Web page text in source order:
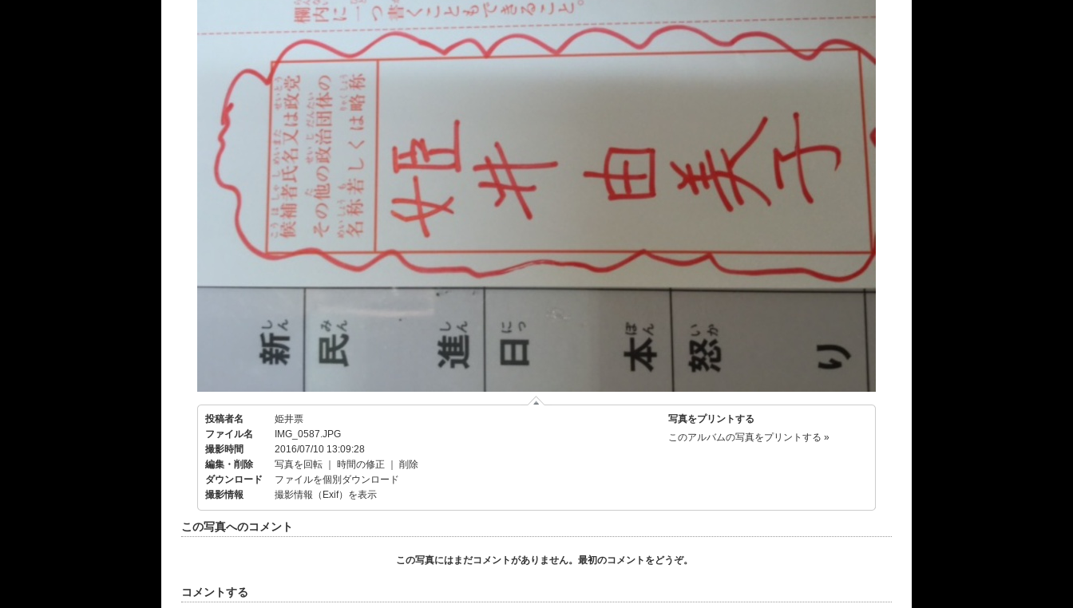
投稿者名
姫井票
ファイル名
IMG_0587.JPG
撮影時間
2016/07/10 13:09:28
編集・削除
写真を回転 時間の修正
削除
ダウンロード
ファイルを個別ダウンロード
撮影情報
撮影情報（Exif）を表示
写真をプリントする
このアルバムの写真をプリントする »
この写真へのコメント
この写真にはまだコメントがありません。最初のコメントをどうぞ。
コメントする